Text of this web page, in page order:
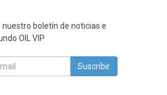
nuestro boletín de noticias e
OIL VIP
Suscribir